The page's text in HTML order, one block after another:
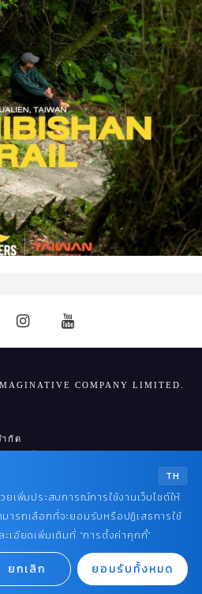
COMPANY LIMITED.
กัด
TH
ยเพิ่มประสบการณ์การใช้งานเว็บไซต์ให้
ารถเลือกที่จะยอมรับหรือปฏิเสธการใช้
เอียดเพิ่มเติมที่ “การตั้งค่าคุกกี้”
ยกเลิก ยอมรับทั้งหมด